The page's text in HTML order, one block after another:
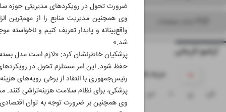
ضرورت تحول در رویکردهای مدیریتی حوزه
وی همچنین مدیریت منابع را از مهم‌ترین
واقع‌بینانه و پایدار تعریف کنیم و
شد.»
پزشکیان خاطرنشان کرد: «لازم است مدل
حفظ شود. این امر مستلزم تحول در
رئیس‌جمهوری با انتقاد از برخی رویه‌های
پزشکی، برای نظام سلامت هزینه‌تراشی کنند.
وی همچنین بر ضرورت توجه به توان اقتصادی
آرشیو تاریخی
۱۴۰۵ خرداد
پ ج